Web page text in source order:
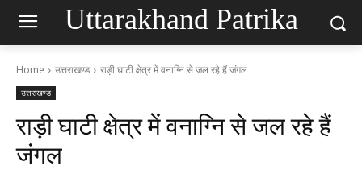
Uttarakhand Patrika
Home उत्तराखण्ड राड़ी घाटी क्षेत्र में वनाग्नि से जल रहे हैं जंगल
उत्तराखण्ड
राड़ी घाटी क्षेत्र में वनाग्नि से जल रहे हैं
जंगल